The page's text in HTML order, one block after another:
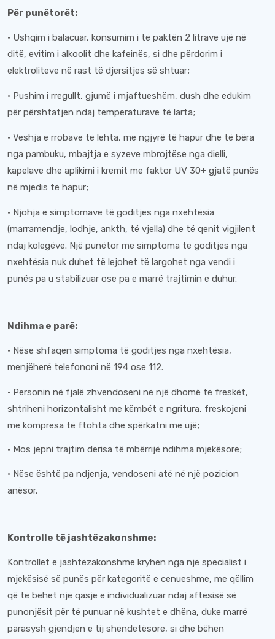
Për punëtorët:
· Ushqim i balacuar, konsumim i të paktën 2 litrave ujë në
ditë, evitim i alkoolit dhe kafeinës, si dhe përdorim i
elektroliteve në rast të djersitjes së shtuar;
· Pushim i rregullt, gjumë i mjaftueshëm, dush dhe edukim
për përshtatjen ndaj temperaturave të larta;
· Veshja e rrobave të lehta, me ngjyrë të hapur dhe të bëra
nga pambuku, mbajtja e syzeve mbrojtëse nga dielli,
kapelave dhe aplikimi i kremit me faktor UV 30+ gjatë punës
në mjedis të hapur;
· Njohja e simptomave të goditjes nga nxehtësia
(marramendje, lodhje, ankth, të vjella) dhe të qenit vigjilent
ndaj kolegëve. Një punëtor me simptoma të goditjes nga
nxehtësia nuk duhet të lejohet të largohet nga vendi i
punës pa u stabilizuar ose pa e marrë trajtimin e duhur.
Ndihma e parë:
· Nëse shfaqen simptoma të goditjes nga nxehtësia,
menjëherë telefononi në 194 ose 112.
· Personin në fjalë zhvendoseni në një dhomë të freskët,
shtriheni horizontalisht me këmbët e ngritura, freskojeni
me kompresa të ftohta dhe spërkatni me ujë;
· Mos jepni trajtim derisa të mbërrijë ndihma mjekësore;
· Nëse është pa ndjenja, vendoseni atë në një pozicion
anësor.
Kontrolle të jashtëzakonshme:
Kontrollet e jashtëzakonshme kryhen nga një specialist i
mjekësisë së punës për kategoritë e cenueshme, me qëllim
që të bëhet një qasje e individualizuar ndaj aftësisë së
punonjësit për të punuar në kushtet e dhëna, duke marrë
parasysh gjendjen e tij shëndetësore, si dhe bëhen